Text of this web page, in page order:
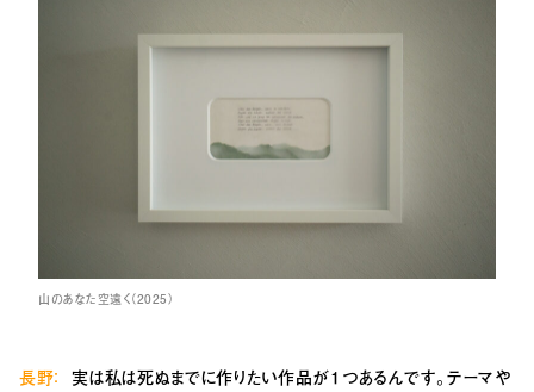
山のあなた空遠く（2025）
長野： 実は私は死ぬまでに作りたい作品が１つあるんです。テーマや